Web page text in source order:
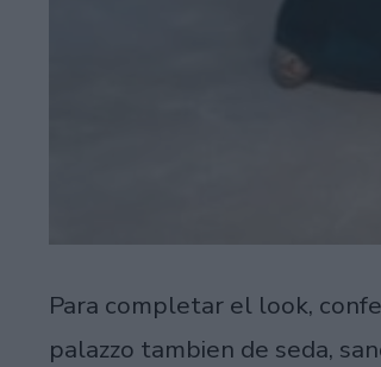
Para completar el look,
palazzo tambien de seda,